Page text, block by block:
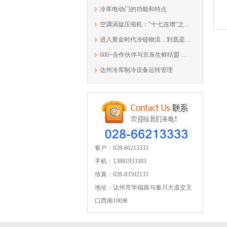
冷库电动门的功能和特点
空调涡旋压缩机：“十七连增”之后...
进入黄金时代冷链物流，到底是什么模样？
600+合作伙伴与京东生鲜结盟 重塑产业...
达州冷库制冷设备运转管理
客户：028-66213333
手机：13881933303
传真：028-83502133
地址：达州市华福路与秦川大道交叉
口西南100米